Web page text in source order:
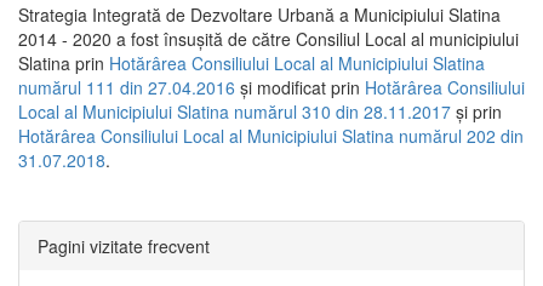
Strategia Integrată de Dezvoltare Urbană a Municipiului Slatina
2014 - 2020 a fost însuşită de către Consiliul Local al municipiului
Slatina prin Hotărârea Consiliului Local al Municipiului Slatina
numărul 111 din 27.04.2016 și modificat prin Hotărârea Consiliului
Local al Municipiului Slatina numărul 310 din 28.11.2017 și prin
Hotărârea Consiliului Local al Municipiului Slatina numărul 202 din
31.07.2018.
Pagini vizitate frecvent